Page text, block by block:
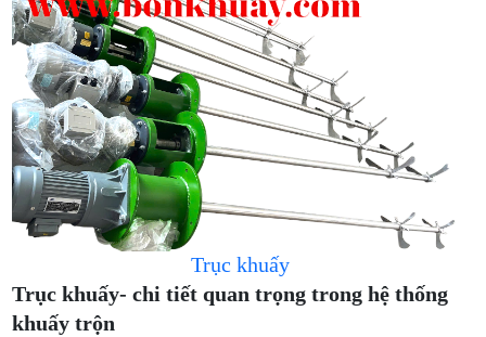
Trục khuấy
Trục khuấy- chi tiết quan trọng trong hệ thống
khuấy trộn